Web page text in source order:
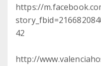
https://
42
http://